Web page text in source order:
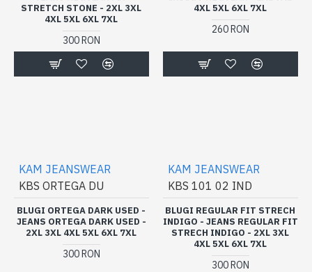
STRETCH STONE - 2XL 3XL
4XL 5XL 6XL 7XL
300 RON
4XL 5XL 6XL 7XL
260 RON
KAM JEANSWEAR
KBS ORTEGA DU
BLUGI ORTEGA DARK USED -
JEANS ORTEGA DARK USED -
2XL 3XL 4XL 5XL 6XL 7XL
300 RON
KAM JEANSWEAR
KBS 101 02 IND
BLUGI REGULAR FIT STRECH
INDIGO - JEANS REGULAR FIT
STRECH INDIGO - 2XL 3XL
4XL 5XL 6XL 7XL
300 RON